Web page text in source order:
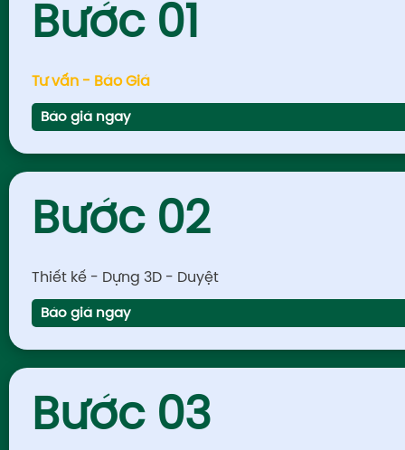
Bước 01
Tư vấn - Báo Giá
Báo giá ngay
Bước 02
Thiết kế - Dựng 3D - Duyệt
Báo giá ngay
Bước 03